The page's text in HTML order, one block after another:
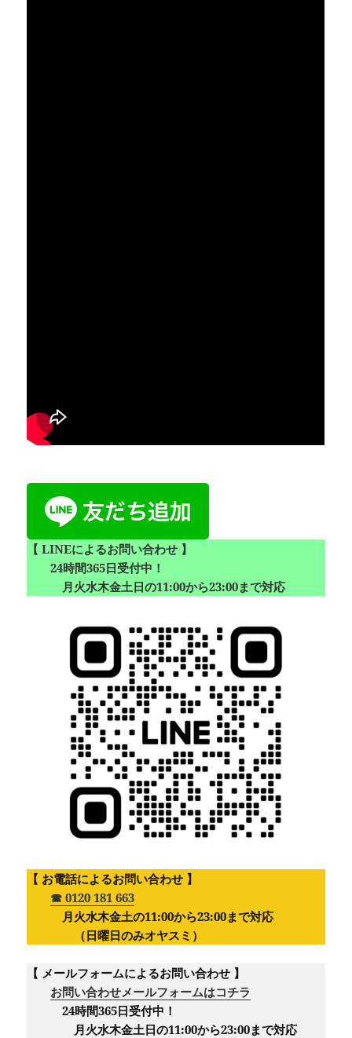
【 LINEによるお問い合わせ 】
24時間365日受付中！
月火水木金土日の11:00から23:00まで対応
【 お電話によるお問い合わせ 】
☎︎ 0120 181 663
月火水木金土の11:00から23:00まで対応
（日曜日のみオヤスミ）‪
【 メールフォームによるお問い合わせ 】
お問い合わせメールフォームはコチラ
24時間365日受付中！
月火水木金土日の11:00から23:00まで対応